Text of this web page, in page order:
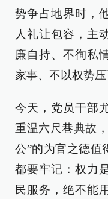
势争占地界时，
人礼让包容，主
廉自持、不徇私
家事、不以权势压
今天，党员干部
重温六尺巷典故
公”的为官之德值
都要牢记：权力
民服务，绝不能